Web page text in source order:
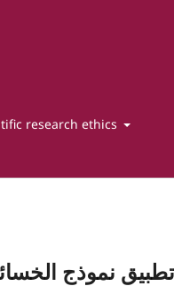
research ethics
نموذج